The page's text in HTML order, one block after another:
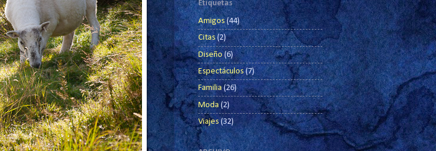
Etiquetas
Amigos (44)
Citas (2)
Diseño (6)
Espectáculos (7)
Familia (26)
Moda (2)
Viajes (32)